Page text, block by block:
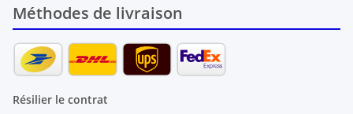
Méthodes de livraison
Résilier le contrat